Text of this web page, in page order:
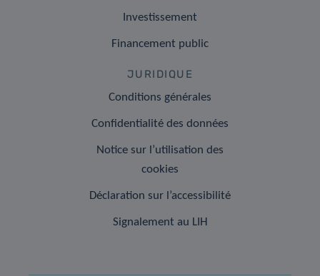
Investissement
Financement public
JURIDIQUE
Conditions générales
Confidentialité des données
Notice sur l’utilisation des
cookies
Déclaration sur l’accessibilité
Signalement au LIH